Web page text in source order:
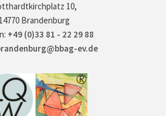
10,
14770 Brandenburg
+49 (0)33 81 - 22 29 88
ev.de